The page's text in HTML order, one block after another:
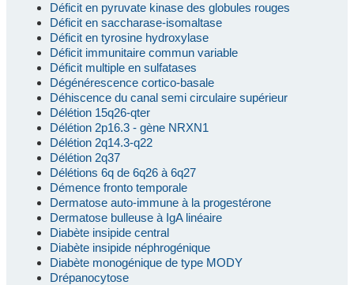
Déficit en pyruvate kinase des globules rouges
Déficit en saccharase-isomaltase
Déficit en tyrosine hydroxylase
Déficit immunitaire commun variable
Déficit multiple en sulfatases
Dégénérescence cortico-basale
Déhiscence du canal semi circulaire supérieur
Délétion 15q26-qter
Délétion 2p16.3 - gène NRXN1
Délétion 2q14.3-q22
Délétion 2q37
Délétions 6q de 6q26 à 6q27
Démence fronto temporale
Dermatose auto-immune à la progestérone
Dermatose bulleuse à IgA linéaire
Diabète insipide central
Diabète insipide néphrogénique
Diabète monogénique de type MODY
Drépanocytose